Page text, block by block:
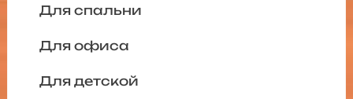
Для спальни
Для офиса
Для детской